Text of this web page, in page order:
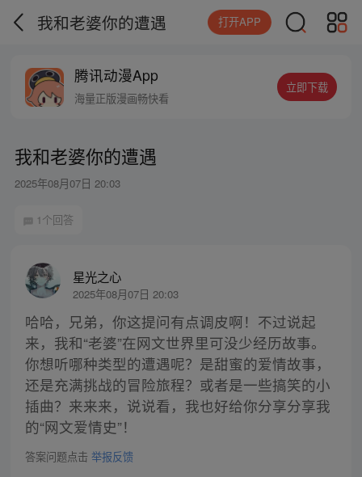
我和老婆你的遭遇 打开APP
腾讯动漫App
海量正版漫画畅快看
立即下载
我和老婆你的遭遇
2025年08月07日 20:03
1个回答
星光之心
2025年08月07日 20:03
哈哈，兄弟，你这提问有点调皮啊！不过说起
来，我和“老婆”在网文世界里可没少经历故事。
你想听哪种类型的遭遇呢？是甜蜜的爱情故事，
还是充满挑战的冒险旅程？或者是一些搞笑的小
插曲？来来来，说说看，我也好给你分享分享我
的“网文爱情史”！
答案问题点击 举报反馈